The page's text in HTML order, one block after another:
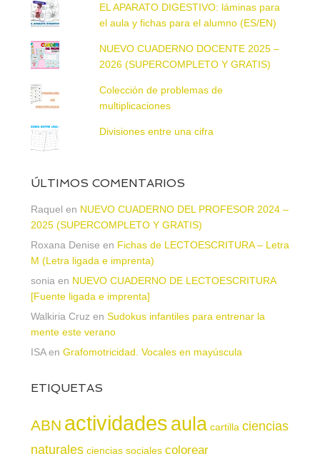
EL APARATO DIGESTIVO: láminas para
el aula y fichas para el alumno (ES/EN)
NUEVO CUADERNO DOCENTE 2025 –
2026 (SUPERCOMPLETO Y GRATIS)
Colección de problemas de
multiplicaciones
Divisiones entre una cifra
ÚLTIMOS COMENTARIOS
Raquel en NUEVO CUADERNO DEL PROFESOR 2024 –
2025 (SUPERCOMPLETO Y GRATIS)
Roxana Denise en Fichas de LECTOESCRITURA – Letra
M (Letra ligada e imprenta)
sonia en NUEVO CUADERNO DE LECTOESCRITURA
[Fuente ligada e imprenta]
Walkiria Cruz en Sudokus infantiles para entrenar la
mente este verano
ISAen Grafomotricidad. Vocales en mayúscula
ETIQUETAS
ABN actividadesaula cartilla ciencias
naturales ciencias sociales colorear